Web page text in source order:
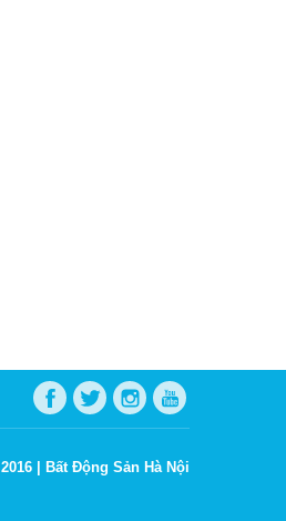
2016 | Bất Động Sản Hà Nội